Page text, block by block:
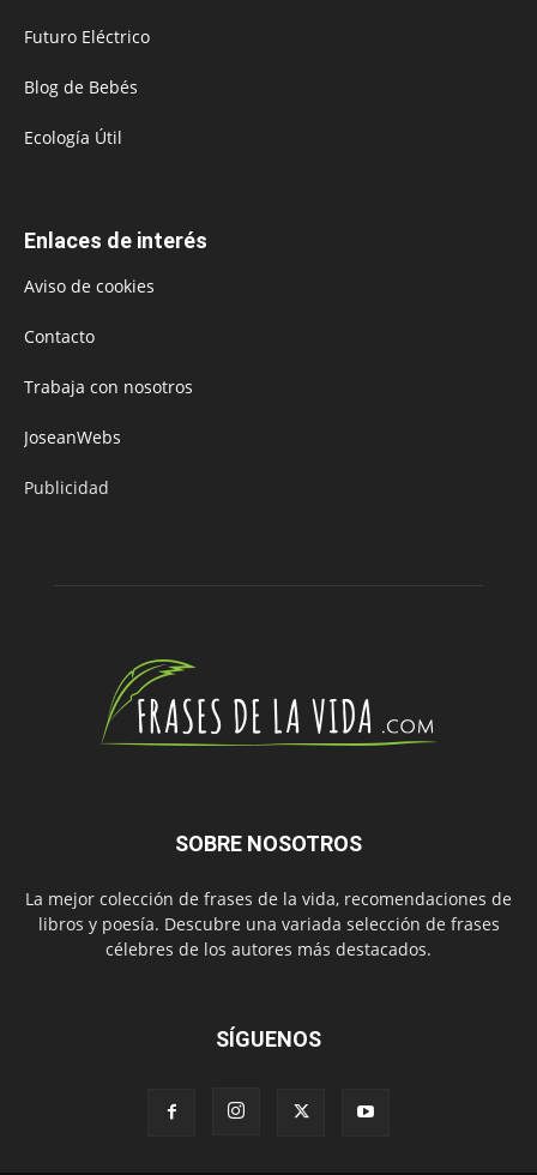
Futuro Eléctrico
Blog de Bebés
Ecología Útil
Enlaces de interés
Aviso de cookies
Contacto
Trabaja con nosotros
JoseanWebs
Publicidad
SOBRE NOSOTROS
La mejor colección de frases de la vida, recomendaciones de
libros y poesía. Descubre una variada selección de frases
célebres de los autores más destacados.
SÍGUENOS